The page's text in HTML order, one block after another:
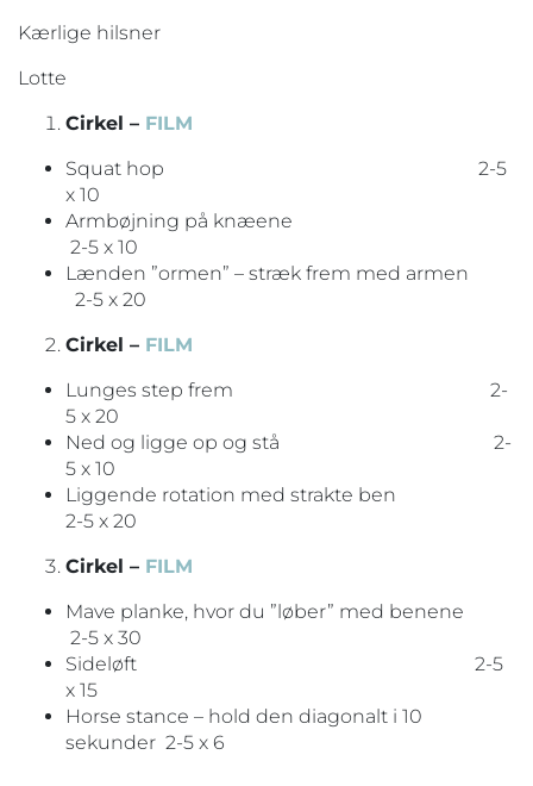
Kærlige hilsner
Lotte
Cirkel – FILM
Squat hop 2-5
x 10
Armbøjning på knæene
2-5 x 10
Lænden ”ormen” – stræk frem med armen
2-5 x 20
Cirkel – FILM
Lunges step frem 2-
5 x 20
Ned og ligge op og stå 2-
5 x 10
Liggende rotation med strakte ben
2-5 x 20
Cirkel – FILM
Mave planke, hvor du ”løber” med benene
2-5 x 30
Sideløft 2-5
x 15
Horse stance – hold den diagonalt i 10
sekunder 2-5 x 6